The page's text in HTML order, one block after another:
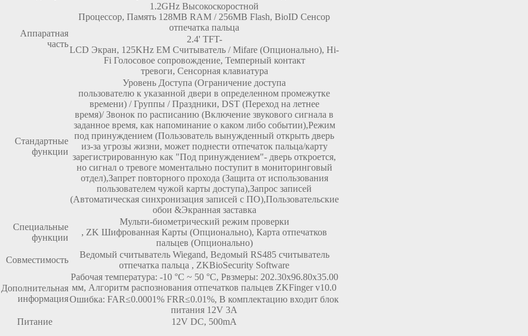
Аппаратная
часть
1.2GHz Высокоскоростной
Процессор, Память 128MB RAM / 256MB Flash, BioID Сенсор
отпечатка пальца
2.4' TFT-
LCD Экран, 125KHz EM Считыватель / Mifare (Опционально), Hi-
Fi Голосовое сопровождение, Темперный контакт
тревоги, Сенсорная клавиатура
Стандартные
функции
Уровень Доступа (Ограничение доступа
пользователю к указанной двери в определенном промежутке
времени) / Группы / Праздники, DST (Переход на летнее
время)/ Звонок по расписанию (Включение звукового сигнала в
заданное время, как напоминание о каком либо событии),Режим
под принуждением (Пользователь вынужденный открыть дверь
из-за угрозы жизни, может поднести отпечаток пальца/карту
зарегистрированную как "Под принуждением"- дверь откроется,
но сигнал о тревоге моментально поступит в мониторинговый
отдел),Запрет повторного прохода (Защита от использования
пользователем чужой карты доступа),Запрос записей
(Автоматическая синхронизация записей с ПО),Пользовательские
обои &Экранная заставка
Специальные
функции
Мульти-биометрический режим проверки
, ZK Шифрованная Карты (Опционально), Карта отпечатков
пальцев (Опционально)
Совместимость
Ведомый считыватель Wiegand, Ведомый RS485 считыватель
отпечатка пальца , ZKBioSecurity Software
Дополнительная
информация
Рабочая температура: -10 °C ~ 50 °C, Рвзмеры: 202.30x96.80x35.00
мм, Алгоритм распознования отпечатков пальцев ZKFinger v10.0
Ошибка: FAR≤0.0001% FRR≤0.01%, В комплектацию входит блок
питания 12V 3A
Питание
12V DC, 500mA